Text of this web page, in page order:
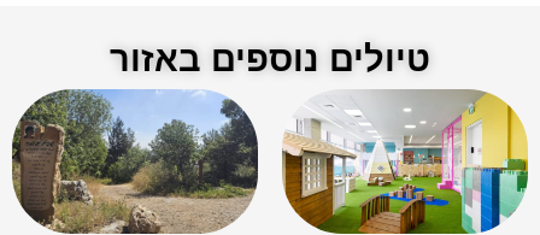
טיולים נוספים באזור